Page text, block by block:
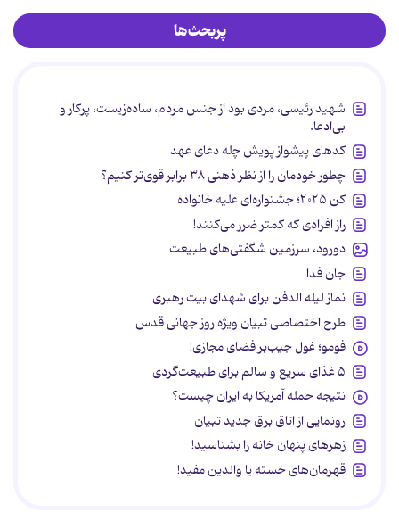
پربحث‌ها
شهید رئیسی، مردی بود از جنس مردم، ساده‌زیست، پرکار و
بی‌ادعا.
کدهای پیشواز پویش چله دعای عهد
چطور خودمان را از نظر ذهنی ۳۸ برابر قوی‌تر کنیم؟
کن ۲۰۲۵؛ جشنواره‌ای علیه خانواده
راز افرادی که کمتر ضرر می‌کنند!
دورود، سرزمین شگفتی‌های طبیعت
جان فدا
نماز لیله الدفن برای شهدای بیت رهبری
طرح اختصاصی تبیان ویژه روز جهانی قدس
فومو؛ غول جیب‌بر فضای مجازی!
۵ غذای سریع و سالم برای طبیعت‌گردی
نتیجه حمله آمریکا به ایران چیست؟
رونمایی از اتاق برق جدید تبیان
زهرهای پنهان خانه را بشناسید!
قهرمان‌های خسته یا والدین مفید!